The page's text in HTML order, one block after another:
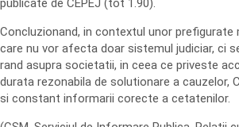
publicate de CEPEJ (tot 1.90).
Concluzionand, in contextul unor prefigurate
care nu vor afecta doar sistemul judiciar, ci
rand asupra societatii, in ceea ce priveste
durata rezonabila de solutionare a cauzelor,
si constant informarii corecte a cetatenilor.